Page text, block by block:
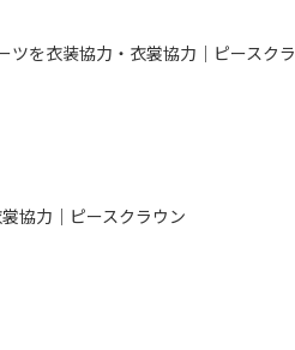
ツを衣装協力・衣裳協力｜ピースクラ
協力｜ピースクラウン